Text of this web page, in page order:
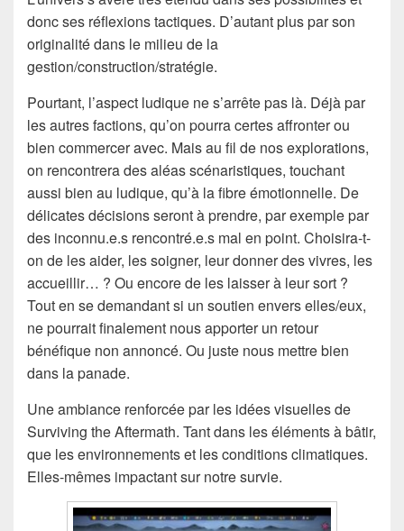
donc ses réflexions tactiques. D’autant plus par son
originalité dans le milieu de la
gestion/construction/stratégie.
Pourtant, l’aspect ludique ne s’arrête pas là. Déjà par
les autres factions, qu’on pourra certes affronter ou
bien commercer avec. Mais au fil de nos explorations,
on rencontrera des aléas scénaristiques, touchant
aussi bien au ludique, qu’à la fibre émotionnelle. De
délicates décisions seront à prendre, par exemple par
des inconnu.e.s rencontré.e.s mal en point. Choisira-t-
on de les aider, les soigner, leur donner des vivres, les
accueillir… ? Ou encore de les laisser à leur sort ?
Tout en se demandant si un soutien envers elles/eux,
ne pourrait finalement nous apporter un retour
bénéfique non annoncé. Ou juste nous mettre bien
dans la panade.
Une ambiance renforcée par les idées visuelles de
Surviving the Aftermath. Tant dans les éléments à bâtir,
que les environnements et les conditions climatiques.
Elles-mêmes impactant sur notre survie.